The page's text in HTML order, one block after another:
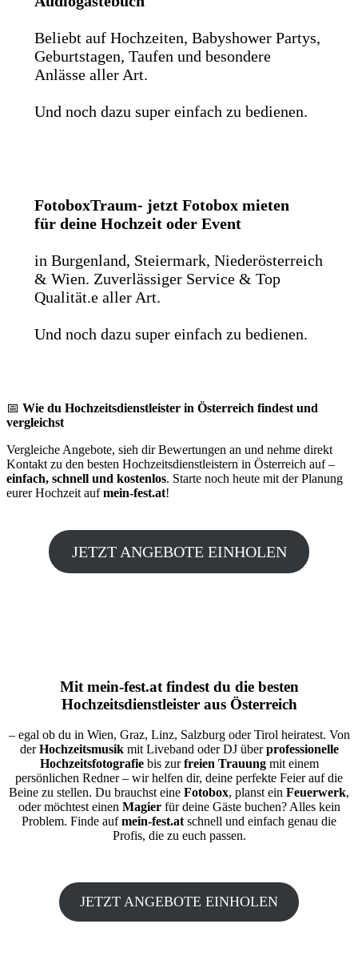
Beliebt auf Hochzeiten, Babyshower Partys,
Geburtstagen, Taufen und besondere
Anlässe aller Art.
Und noch dazu super einfach zu bedienen.
FotoboxTraum- jetzt Fotobox mieten
für deine Hochzeit oder Event
in Burgenland, Steiermark, Niederösterreich
& Wien. Zuverlässiger Service & Top
Qualität.e aller Art.
Und noch dazu super einfach zu bedienen.
📅 Wie du Hochzeitsdienstleister in Österreich findest und
vergleichst
Vergleiche Angebote, sieh dir Bewertungen an und nehme direkt
Kontakt zu den besten Hochzeitsdienstleistern in Österreich auf –
einfach, schnell und kostenlos. Starte noch heute mit der Planung
eurer Hochzeit aufmein-fest.at!
JETZT ANGEBOTE EINHOLEN
Mit mein-fest.atfindest du die besten
Hochzeitsdienstleister aus Österreich
– egal ob du in Wien, Graz, Linz, Salzburg oder Tirol heiratest. Von
derHochzeitsmusikmit Liveband oder DJ überprofessionelle
Hochzeitsfotografiebis zurfreien Trauungmit einem
persönlichen Redner – wir helfen dir, deine perfekte Feier auf die
Beine zu stellen. Du brauchst eine Fotobox, planst ein Feuerwerk,
oder möchtest einen Magierfür deine Gäste buchen? Alles kein
Problem. Finde aufmein-fest.atschnell und einfach genau die
Profis, die zu euch passen.
JETZT ANGEBOTE EINHOLEN